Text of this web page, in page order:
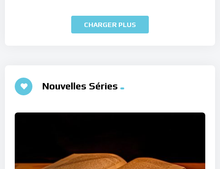
CHARGER PLUS
Nouvelles Séries